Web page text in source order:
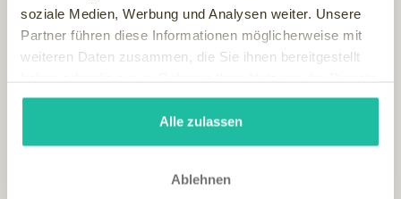
soziale Medien, Werbung und Analysen weiter. Unsere
Partner führen diese Informationen möglicherweise mit
weiteren Daten zusammen, die Sie ihnen bereitgestellt
gesammelt haben.
Alle zulassen
Ablehnen
ihrer Gerichte angeben. Die folgende Tabelle zeigt Ihnen zur
Orientierung eine Übersicht einiger Zutaten und deren
Garzeit.
Garnelen
4-5 min